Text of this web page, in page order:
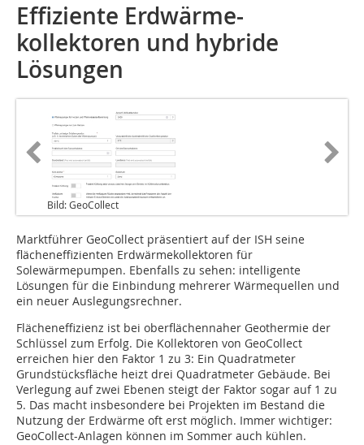
Effiziente Erdwärme­
kollektoren und hybride
Lösungen
Bild: GeoCollect
Marktführer GeoCollect präsentiert auf der ISH seine
flächeneffizienten Erdwärmekollektoren für
Solewärmepumpen. Ebenfalls zu sehen: intelligente
Lösungen für die Einbindung mehrerer Wärmequellen und
ein neuer Auslegungsrechner.
Flächeneffizienz ist bei oberflächennaher Geothermie der
Schlüssel zum Erfolg. Die Kollektoren von GeoCollect
erreichen hier den Faktor 1 zu 3: Ein Quadratmeter
Grundstücksfläche heizt drei Quadratmeter Gebäude. Bei
Verlegung auf zwei Ebenen steigt der Faktor sogar auf 1 zu
5. Das macht insbesondere bei Projekten im Bestand die
Nutzung der Erdwärme oft erst möglich. Immer wichtiger:
GeoCollect-Anlagen können im Sommer auch kühlen.